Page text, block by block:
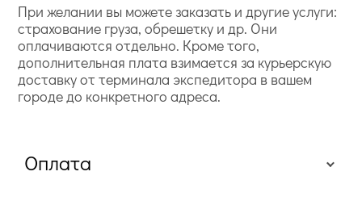
При желании вы можете заказать и другие услуги:
страхование груза, обрешетку и др. Они
оплачиваются отдельно. Кроме того,
дополнительная плата взимается за курьерскую
доставку от терминала экспедитора в вашем
городе до конкретного адреса.
Оплата